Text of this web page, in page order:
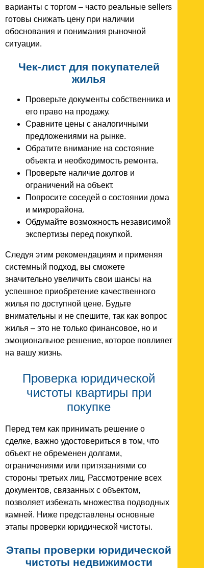
варианты с торгом – часто реальные sellers
готовы снижать цену при наличии
обоснования и понимания рыночной
ситуации.
Чек-лист для покупателей
жилья
Проверьте документы собственника и
его право на продажу.
Сравните цены с аналогичными
предложениями на рынке.
Обратите внимание на состояние
объекта и необходимость ремонта.
Проверьте наличие долгов и
ограничений на объект.
Попросите соседей о состоянии дома
и микрорайона.
Обдумайте возможность независимой
экспертизы перед покупкой.
Следуя этим рекомендациям и применяя
системный подход, вы сможете
значительно увеличить свои шансы на
успешное приобретение качественного
жилья по доступной цене. Будьте
внимательны и не спешите, так как вопрос
жилья – это не только финансовое, но и
эмоциональное решение, которое повлияет
на вашу жизнь.
Проверка юридической
чистоты квартиры при
покупке
Перед тем как принимать решение о
сделке, важно удостовериться в том, что
объект не обременен долгами,
ограничениями или притязаниями со
стороны третьих лиц. Рассмотрение всех
документов, связанных с объектом,
позволяет избежать множества подводных
камней. Ниже представлены основные
этапы проверки юридической чистоты.
Этапы проверки юридической
чистоты недвижимости